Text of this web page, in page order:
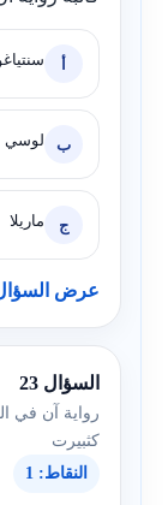
أ
ب لوسي
ج ماريلا
عرض السؤال
السؤال 23
رواية آن في
كثبيرت
النقاط: 1